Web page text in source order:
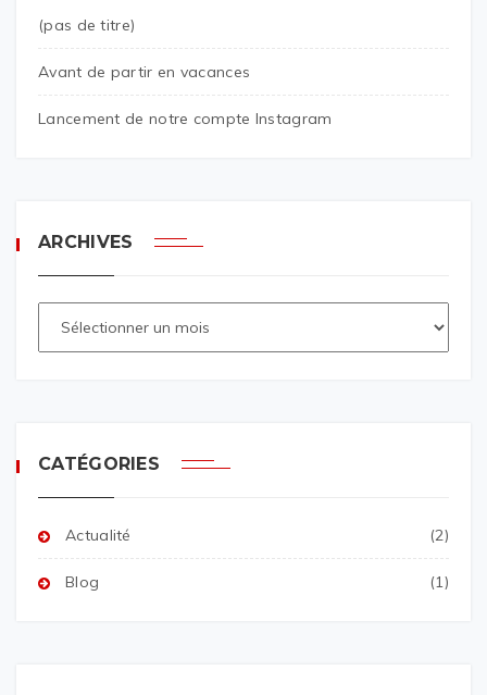
(pas de titre)
Avant de partir en vacances
Lancement de notre compte Instagram
ARCHIVES
CATÉGORIES
Actualité (2)
Blog (1)